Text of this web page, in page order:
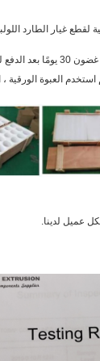
لقطع غيار الطارد
والبرميل.
العبوة الورقية ،
عميل لدينا.